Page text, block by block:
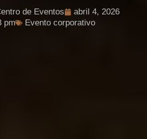
de Eventos
abril 4, 2026
pm
Evento corporativo